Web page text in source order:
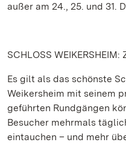
außer am 24., 25. und 31.
SCHLOSS WEIKERSHEIM:
Es gilt als das schönste
Weikersheim mit seinem
geführten Rundgängen
Besucher mehrmals
eintauchen – und mehr